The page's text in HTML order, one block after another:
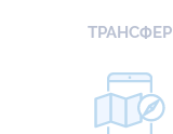
ТРАНСФЕР